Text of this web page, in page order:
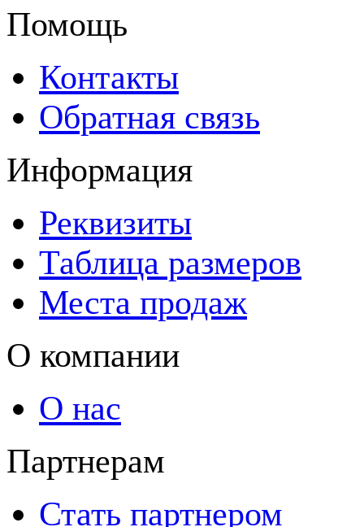
Помощь
Контакты
Обратная связь
Информация
Реквизиты
Таблица размеров
Места продаж
О компании
О нас
Партнерам
Стать партнером